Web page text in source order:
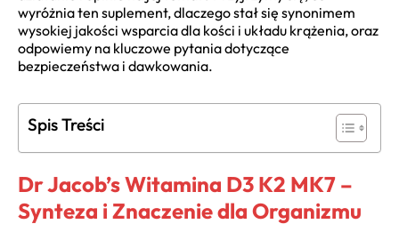
wyróżnia ten suplement, dlaczego stał się synonimem
wysokiej jakości wsparcia dla kości i układu krążenia, oraz
odpowiemy na kluczowe pytania dotyczące
bezpieczeństwa i dawkowania.
Spis Treści
Dr Jacob’s Witamina D3 K2 MK7 –
Synteza i Znaczenie dla Organizmu